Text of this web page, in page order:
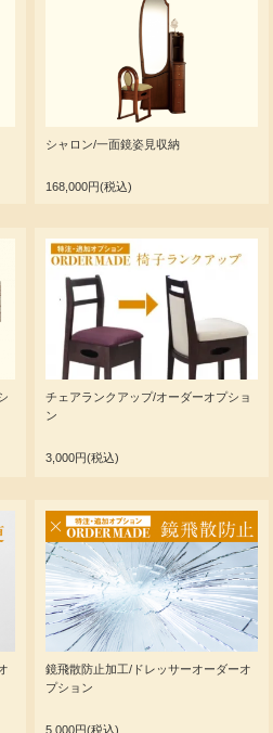
シャロン/一面鏡姿見収納
168,000円(税込)
チェアランクアップ/オーダーオプショ
ン
3,000円(税込)
鏡飛散防止加工/ドレッサーオーダーオ
プション
5,000円(税込)